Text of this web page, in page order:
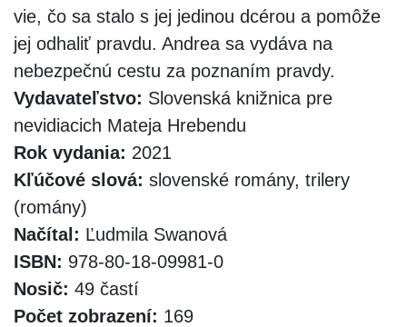
vie, čo sa stalo s jej jedinou dcérou a pomôže
jej odhaliť pravdu. Andrea sa vydáva na
nebezpečnú cestu za poznaním pravdy.
Vydavateľstvo: Slovenská knižnica pre
nevidiacich Mateja Hrebendu
Rok vydania: 2021
Kľúčové slová: slovenské romány, trilery
(romány)
Načítal: Ľudmila Swanová
ISBN: 978-80-18-09981-0
Nosič: 49 častí
Počet zobrazení: 169